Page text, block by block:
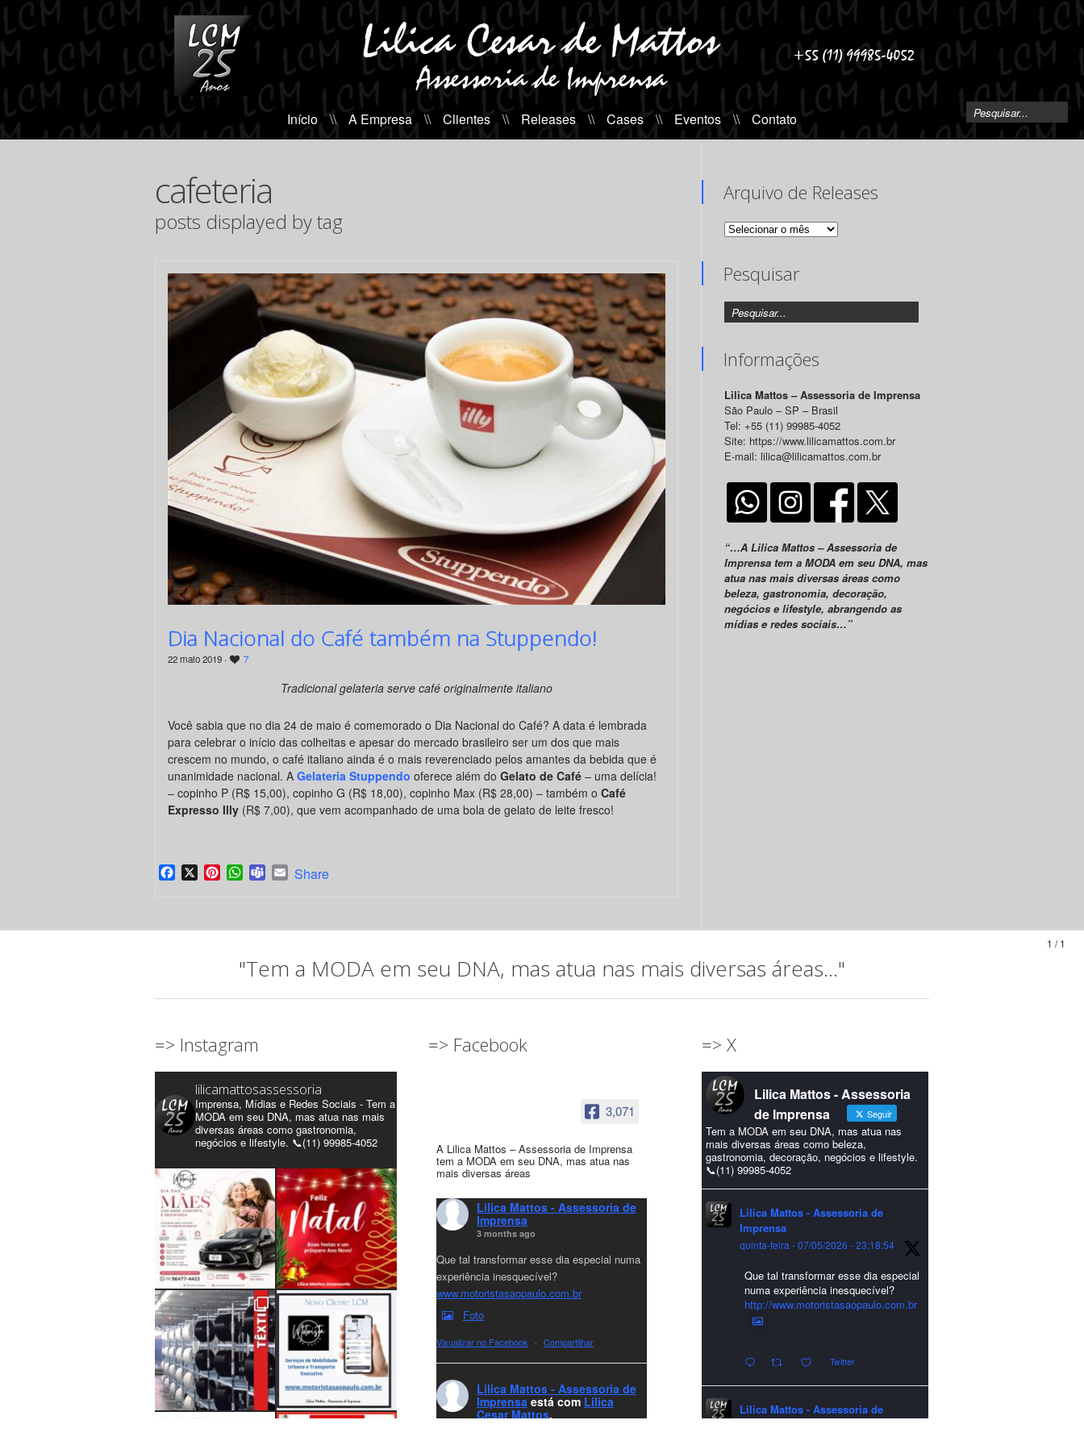
Início \\ A Empresa \\ Clientes \\ Releases \\ Cases \\ Eventos \\ Contato
cafeteria
posts displayed by tag
Dia Nacional do Café também na Stuppendo!
22 maio 2019 · 7
Tradicional gelateria serve café originalmente italiano
Você sabia que no dia 24 de maio é comemorado o Dia Nacional do Café? A data é lembrada
para celebrar o início das colheitas e apesar do mercado brasileiro ser um dos que mais
crescem no mundo, o café italiano ainda é o mais reverenciado pelos amantes da bebida que é
unanimidade nacional. A Gelateria Stuppendo oferece além do Gelato de Café – uma delícia!
– copinho P (R$ 15,00), copinho G (R$ 18,00), copinho Max (R$ 28,00) – também o Café
Expresso Illy (R$ 7,00), que vem acompanhado de uma bola de gelato de leite fresco!
Facebook
X PinterestWhatsApp
TeamsEmail
Share
Arquivo de Releases
Arquivo
Pesquisar
Informações
Lilica Mattos – Assessoria de Imprensa
São Paulo – SP – Brasil
Tel: +55 (11) 99985-4052
Site: https://www.lilicamattos.com.br
E-mail: lilica@lilicamattos.com.br
“…A Lilica Mattos – Assessoria de
Imprensa tem a MODA em seu DNA, mas
atua nas mais diversas áreas como
beleza, gastronomia, decoração,
negócios e lifestyle, abrangendo as
mídias e redes sociais…”
1 / 1
"Tem a MODA em seu DNA, mas atua nas mais diversas áreas..."
=> Instagram
lilicamattosassessoria
Imprensa, Mídias e Redes Sociais - Tem a
MODA em seu DNA, mas atua nas mais
diversas áreas como gastronomia,
negócios e lifestyle. 📞(11) 99985-4052
=> Facebook
3,071
A Lilica Mattos – Assessoria de Imprensa
tem a MODA em seu DNA, mas atua nas
mais diversas áreas
Lilica Mattos - Assessoria de
Imprensa
3 months ago
Que tal transformar esse dia especial numa
experiência inesquecível?
www.motoristasaopaulo.com.br
Foto
Visualizar no Facebook · Compartilhar
Lilica Mattos - Assessoria de
Imprensa está com Lilica
Cesar Mattos.
=> X
Lilica Mattos - Assessoria
de Imprensa
Seguir
Tem a MODA em seu DNA, mas atua nas
mais diversas áreas como beleza,
gastronomia, decoração, negócios e lifestyle.
📞(11) 99985-4052
Lilica Mattos - Assessoria de
Imprensa
quinta-feira - 07/05/2026 - 23:18:54
Que tal transformar esse dia especial
numa experiência inesquecível?
http://www.motoristasaopaulo.com.br
Twitter
Lilica Mattos - Assessoria de